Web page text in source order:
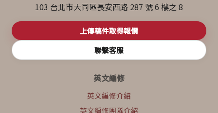
103 台北市大同區長安西路 287 號 6 樓之 8
上傳稿件取得報價
聯繫客服
英文編修
英文編修介紹
英文編修團隊介紹